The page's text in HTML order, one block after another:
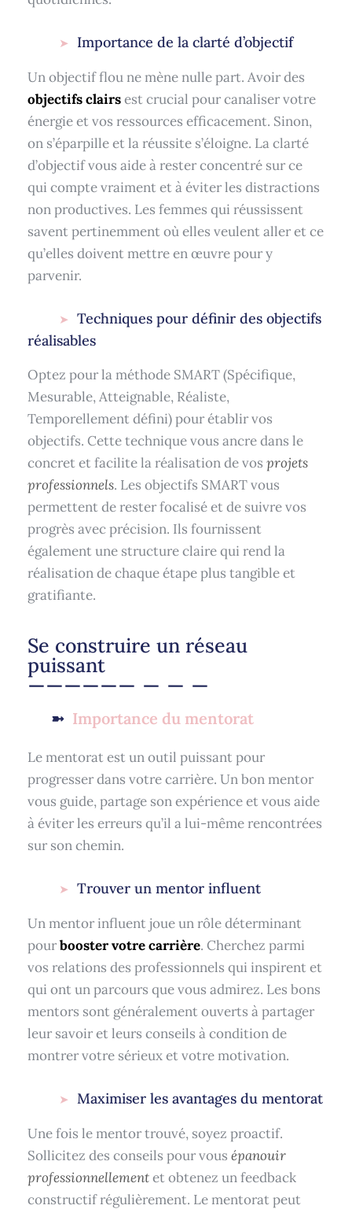
Importance de la clarté d’objectif
Un objectif flou ne mène nulle part. Avoir des
objectifs clairsest crucial pour canaliser votre
énergie et vos ressources efficacement. Sinon,
on s’éparpille et la réussite s’éloigne. La clarté
d’objectif vous aide à rester concentré sur ce
qui compte vraiment et à éviter les distractions
non productives. Les femmes qui réussissent
savent pertinemment où elles veulent aller et ce
qu’elles doivent mettre en œuvre pour y
parvenir.
Techniques pour définir des objectifs
réalisables
Optez pour la méthode SMART (Spécifique,
Mesurable, Atteignable, Réaliste,
Temporellement défini) pour établir vos
objectifs. Cette technique vous ancre dans le
concret et facilite la réalisation de vos projets
professionnels. Les objectifs SMART vous
permettent de rester focalisé et de suivre vos
progrès avec précision. Ils fournissent
également une structure claire qui rend la
réalisation de chaque étape plus tangible et
gratifiante.
Se construire un réseau
puissant
Importance du mentorat
Le mentorat est un outil puissant pour
progresser dans votre carrière. Un bon mentor
vous guide, partage son expérience et vous aide
à éviter les erreurs qu’il a lui-même rencontrées
sur son chemin.
Trouver un mentor influent
Un mentor influent joue un rôle déterminant
pourbooster votre carrière. Cherchez parmi
vos relations des professionnels qui inspirent et
qui ont un parcours que vous admirez. Les bons
mentors sont généralement ouverts à partager
leur savoir et leurs conseils à condition de
montrer votre sérieux et votre motivation.
Maximiser les avantages du mentorat
Une fois le mentor trouvé, soyez proactif.
Sollicitez des conseils pour vous épanouir
professionnellementet obtenez un feedback
constructif régulièrement. Le mentorat peut